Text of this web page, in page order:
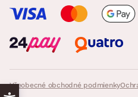
Všeobecné obchodné podmienky